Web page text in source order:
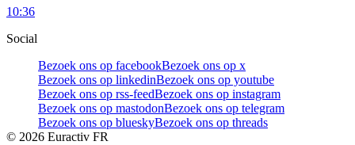
10:36
Social
Bezoek ons op facebookBezoek ons op x
Bezoek ons op linkedinBezoek ons op youtube
Bezoek ons op rss-feedBezoek ons op instagram
Bezoek ons op mastodonBezoek ons op telegram
Bezoek ons op blueskyBezoek ons op threads
© 2026 Euractiv FR